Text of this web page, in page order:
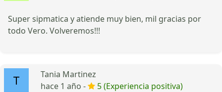
Super sipmatica y atiende muy bien, mil gracias por
todo Vero. Volveremos!!!
Tania Martinez
hace 1 año -
5 (Experiencia positiva)